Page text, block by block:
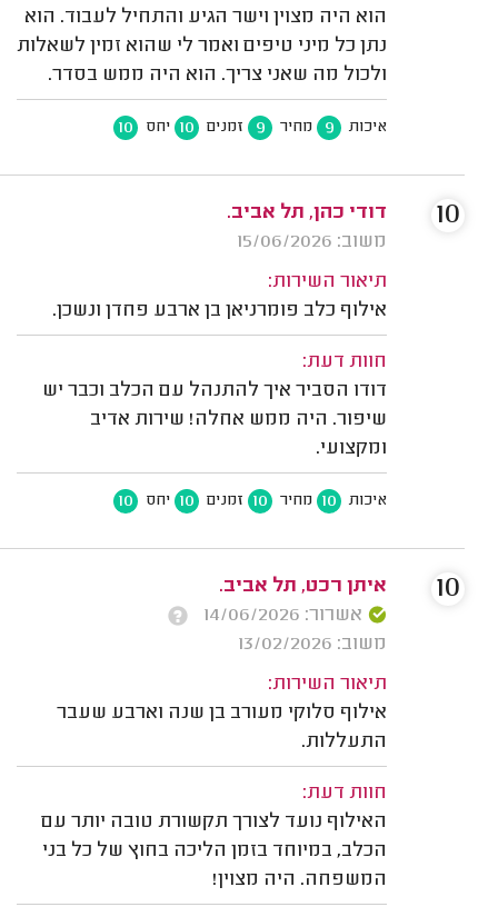
הוא היה מצוין וישר הגיע והתחיל לעבוד. הוא
נתן כל מיני טיפים ואמר לי שהוא זמין לשאלות
ולכול מה שאני צריך. הוא היה ממש בסדר.
איכות 9 מחיר 9 זמנים 10 יחס 10
דודי כהן, תל אביב.
משוב: 15/06/2026
תיאור השירות:
אילוף כלב פומרניאן בן ארבע פחדן ונשכן.
חוות דעת:
דודו הסביר איך להתנהל עם הכלב וכבר יש
שיפור. היה ממש אחלה! שירות אדיב
ומקצועי.
איכות 10 מחיר 10 זמנים 10 יחס 10
10
איתן רכט, תל אביב.
אשרור: 14/06/2026
משוב: 13/02/2026
תיאור השירות:
אילוף סלוקי מעורב בן שנה וארבע שעבר
התעללות.
חוות דעת:
האילוף נועד לצורך תקשורת טובה יותר עם
הכלב, במיוחד בזמן הליכה בחוץ של כל בני
המשפחה. היה מצוין!
10